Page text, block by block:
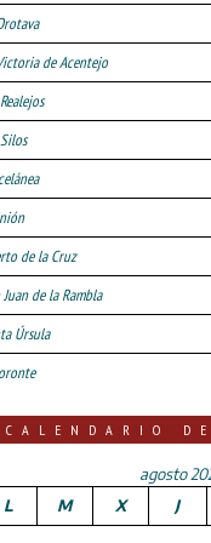
de Acentejo
de la Cruz
Juan de la Rambla
Úrsula
CALENDARIO
agosto
L
M X J